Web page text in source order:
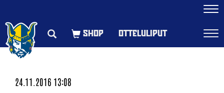
OTTELULIPUT
24.11.2016 13:08